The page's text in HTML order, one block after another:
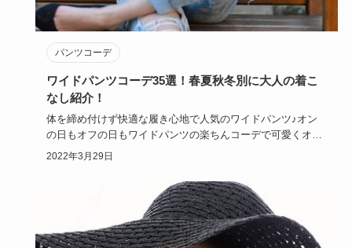
パンツコーデ
ワイドパンツコーデ35選！春夏秋冬別に大人の着こ
なし紹介！
体を締め付けず快適な履き心地で人気のワイドパンツ♪オン
の日もオフの日もワイドパンツの楽ちんコーデで可愛くオシ
ャレに決めたい…
2022年3月29日